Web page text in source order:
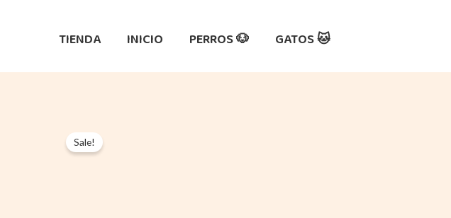
TIENDA INICIO PERROS 🐶 GATOS 🐱
Sale!